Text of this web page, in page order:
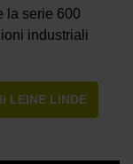
la serie 600
industriali
LEINE LINDE